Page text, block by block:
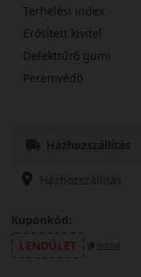
Terhelési index
Erősített kivitel
Defekttűrő gumi
Peremvédő
Házhozszállítás
Házhozszállítás
Kuponkód:
LENDÜLET
másol